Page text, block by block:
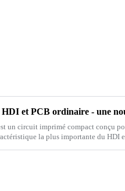
un circuit imprimé compact conçu
la plus importante du HDI